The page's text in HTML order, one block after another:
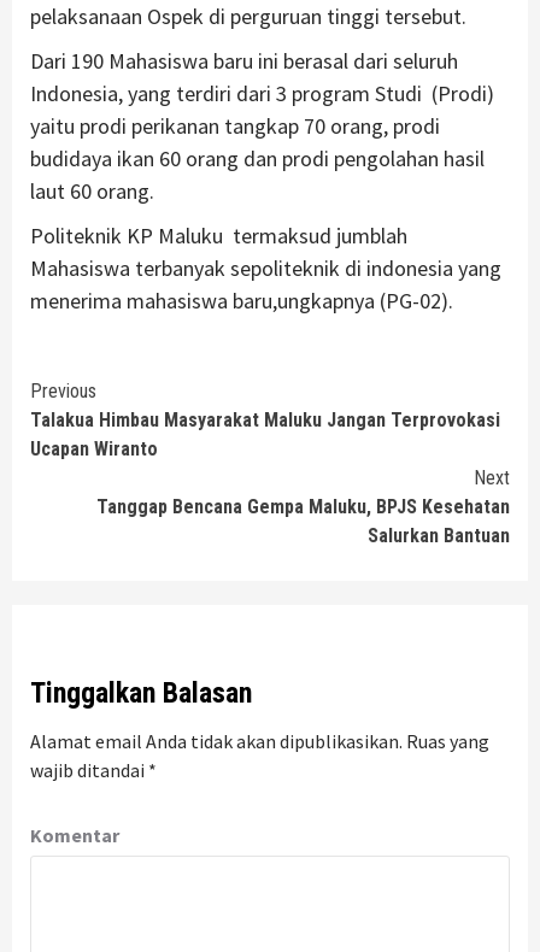
pelaksanaan Ospek di perguruan tinggi tersebut.
Dari 190 Mahasiswa baru ini berasal dari seluruh
Indonesia, yang terdiri dari 3 program Studi (Prodi)
yaitu prodi perikanan tangkap 70 orang, prodi
budidaya ikan 60 orang dan prodi pengolahan hasil
laut 60 orang.
Politeknik KP Maluku termaksud jumblah
Mahasiswa terbanyak sepoliteknik di indonesia yang
menerima mahasiswa baru,ungkapnya (PG-02).
Continue
Reading
Previous
Talakua Himbau Masyarakat Maluku Jangan Terprovokasi
Ucapan Wiranto
Next
Tanggap Bencana Gempa Maluku, BPJS Kesehatan
Salurkan Bantuan
Tinggalkan Balasan
Alamat email Anda tidak akan dipublikasikan. Ruas yang
wajib ditandai *
Komentar